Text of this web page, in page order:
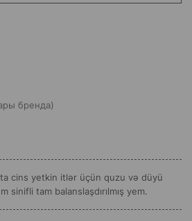
бренда)
cins yetkin itlər üçün quzu və düyü
sinifli tam balanslaşdırılmış yem.